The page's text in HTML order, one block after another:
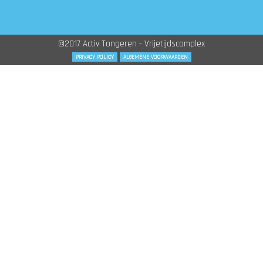
©2017 Activ Tongeren - Vrijetijdscomplex
PRIVACY POLICY ALGEMENE VOORWAARDEN